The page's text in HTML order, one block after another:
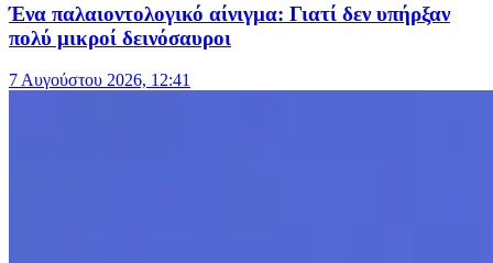
Ένα παλαιοντολογικό αίνιγμα: Γιατί δεν υπήρξαν
πολύ μικροί δεινόσαυροι
7 Αυγούστου 2026, 12:41